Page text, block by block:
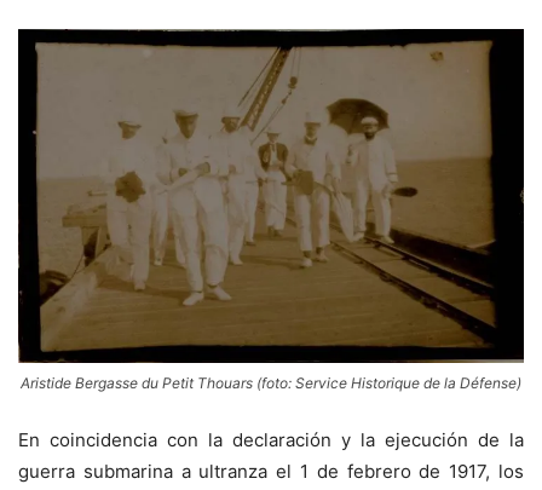
Aristide Bergasse du Petit Thouars (foto: Service Historique de la Défense)
En coincidencia con la declaración y la ejecución de la
guerra submarina a ultranza el 1 de febrero de 1917, los